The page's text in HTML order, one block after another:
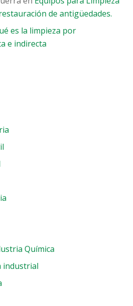
de antigüedades.
es la limpieza por
e indirecta
Química
industrial